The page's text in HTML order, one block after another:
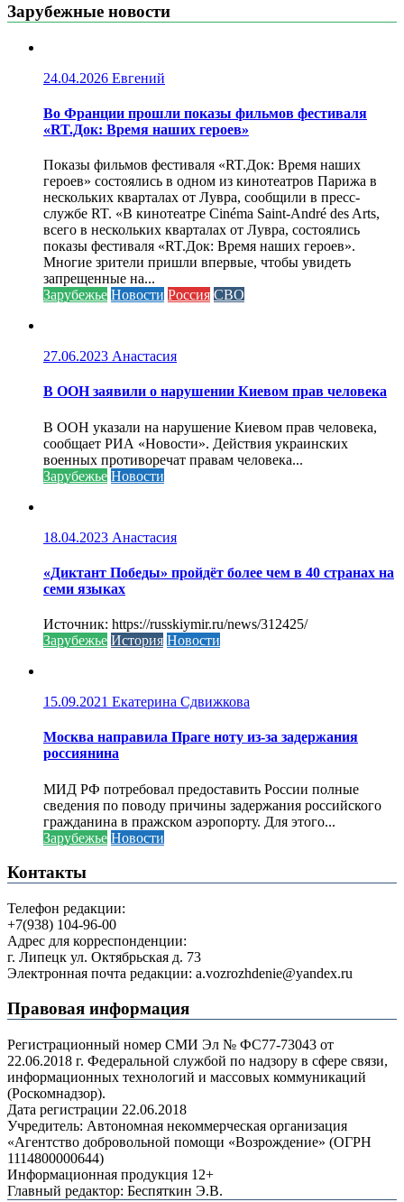
Зарубежные новости
24.04.2026 Евгений
Во Франции прошли показы фильмов фестиваля
«RT.Док: Время наших героев»
Показы фильмов фестиваля «RT.Док: Время наших
героев» состоялись в одном из кинотеатров Парижа в
нескольких кварталах от Лувра, сообщили в пресс-
службе RT. «В кинотеатре Cinéma Saint-André des Arts,
всего в нескольких кварталах от Лувра, состоялись
показы фестиваля «RT.Док: Время наших героев».
Многие зрители пришли впервые, чтобы увидеть
запрещенные на...
Зарубежье Новости Россия СВО
27.06.2023 Анастасия
В ООН заявили о нарушении Киевом прав человека
В ООН указали на нарушение Киевом прав человека,
сообщает РИА «Новости». Действия украинских
военных противоречат правам человека...
Зарубежье Новости
18.04.2023 Анастасия
«Диктант Победы» пройдёт более чем в 40 странах на
семи языках
Источник: https://russkiymir.ru/news/312425/
Зарубежье История Новости
15.09.2021 Екатерина Сдвижкова
Москва направила Праге ноту из-за задержания
россиянина
МИД РФ потребовал предоставить России полные
сведения по поводу причины задержания российского
гражданина в пражском аэропорту. Для этого...
Зарубежье Новости
Контакты
Телефон редакции:
+7(938) 104-96-00
Адрес для корреспонденции:
г. Липецк ул. Октябрьская д. 73
Электронная почта редакции: a.vozrozhdenie@yandex.ru
Правовая информация
Регистрационный номер СМИ Эл № ФС77-73043 от
22.06.2018 г. Федеральной службой по надзору в сфере связи,
информационных технологий и массовых коммуникаций
(Роскомнадзор).
Дата регистрации 22.06.2018
Учредитель: Автономная некоммерческая организация
«Агентство добровольной помощи «Возрождение» (ОГРН
1114800000644)
Информационная продукция 12+
Главный редактор: Беспяткин Э.В.